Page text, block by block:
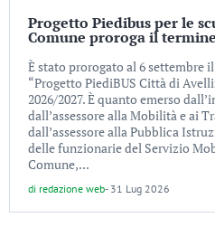
Progetto Piedibus per le
Comune proroga il
È stato prorogato al 6 settembre
“Progetto PiediBUS Città di
2026/2027. È quanto emerso
dall’assessore alla Mobilità e ai
dall’assessore alla Pubblica
delle funzionarie del Servizio
Comune,...
di redazione web- 31 Lug 2026